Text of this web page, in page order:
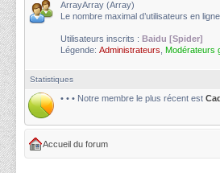
ArrayArray (Array)
Le nombre maximal d’utilisateurs en
Utilisateurs inscrits : Baidu [Spider]
Légende: Administrateurs Modérateurs
Statistiques
• • • Notre membre le plus récent est
Accueil du forum